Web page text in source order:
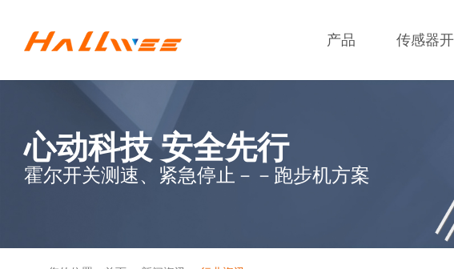
产品 传感器
心动科技 安全先行
霍尔开关测速、紧急停止－－跑步机方案